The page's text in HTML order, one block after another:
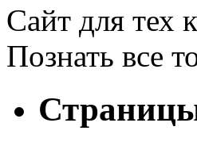
Сайт для тех
Познать все